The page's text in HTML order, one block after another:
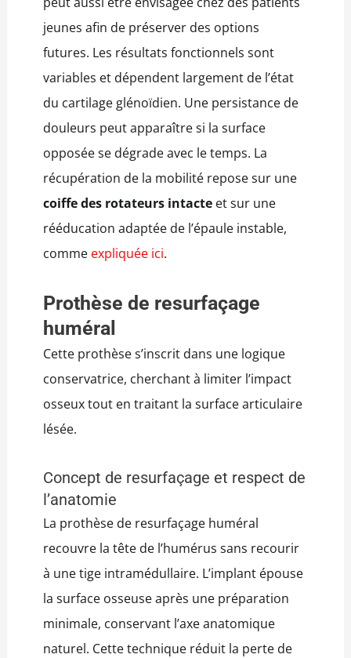
jeunes afin de préserver des options
futures. Les résultats fonctionnels sont
variables et dépendent largement de l’état
du cartilage glénoïdien. Une persistance de
douleurs peut apparaître si la surface
opposée se dégrade avec le temps. La
récupération de la mobilité repose sur une
coiffe des rotateurs intacteet sur une
rééducation adaptée de l’épaule instable,
comme expliquée ici.
Prothèse de resurfaçage
huméral
Cette prothèse s’inscrit dans une logique
conservatrice, cherchant à limiter l’impact
osseux tout en traitant la surface articulaire
lésée.
Concept de resurfaçage et respect de
l’anatomie
La prothèse de resurfaçage huméral
recouvre la tête de l’humérus sans recourir
à une tige intramédullaire. L’implant épouse
la surface osseuse après une préparation
minimale, conservant l’axe anatomique
naturel. Cette technique réduit la perte de